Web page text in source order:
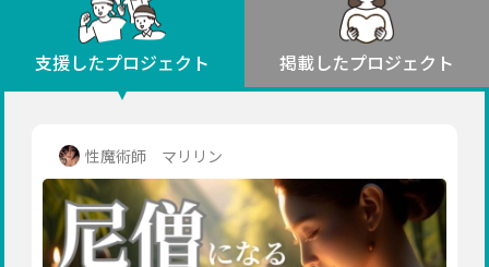
人権・マイノリティ
社会貢献
地域からさがす 北海道・東北
北海道
宮城
秋田
茨城 栃木 群馬
千葉
東京
神奈川
新潟 富山 石川
長野
岐阜 静岡 愛知
三重 滋賀 京都 大阪
兵庫
支援したプロジェクト 掲載したプロジェクト
性魔術師 マリリン